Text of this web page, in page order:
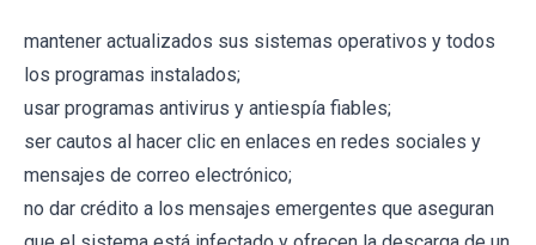
mantener actualizados sus sistemas operativos y todos
los programas instalados;
usar programas antivirus y antiespía fiables;
ser cautos al hacer clic en enlaces en redes sociales y
mensajes de correo electrónico;
no dar crédito a los mensajes emergentes que aseguran